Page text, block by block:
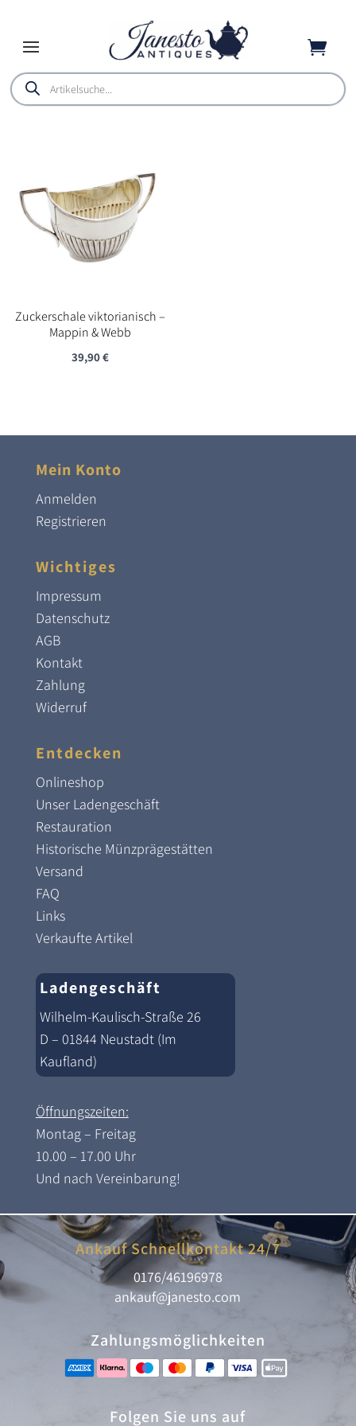

Products
search
Zuckerschale viktorianisch –
Mappin & Webb
39,90€
Mein Konto
Anmelden
Registrieren
Wichtiges
Impressum
Datenschutz
AGB
Kontakt
Zahlung
Widerruf
Entdecken
Onlineshop
Unser Ladengeschäft
Restauration
Historische Münzprägestätten
Versand
FAQ
Links
Verkaufte Artikel
Ladengeschäft
Wilhelm-Kaulisch-Straße 26
D – 01844 Neustadt (Im
Kaufland)
Öffnungszeiten:
Montag – Freitag
10.00 – 17.00 Uhr
Und nach Vereinbarung!
Ankauf Schnellkontakt 24/7
0176/46196978
ankauf@janesto.com
Zahlungsmöglichkeiten
Folgen Sie uns auf